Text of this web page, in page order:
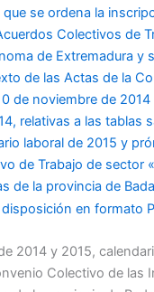
se ordena la
Colectivos de
de Extremadura y
de las Actas de la
de noviembre de
relativas a las tablas
laboral de 2015 y
de Trabajo de sector
de la provincia de
2014 y 2015,
Colectivo de las